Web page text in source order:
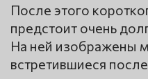
После этого
предстоит очень
На ней изображены
встретившиеся